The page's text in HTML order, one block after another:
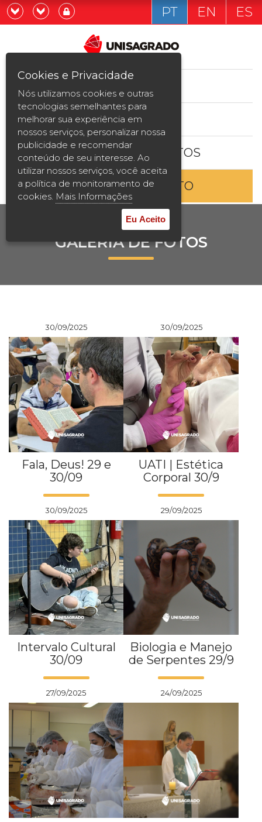
Graduação
Pós-graduação e MBA
Curta Duração
Vestibular
2ª Graduação
Transferência
Reingresso
Biblioteca
Contatos
Calendário acadêmico
Internacionalização
UATI
Já sou estudande
Quero ser estudante
PT EN ES
ESTUDE AQUI
BOLSAS E DESCONTOS
ENTRE EM CONTATO
GALERIA DE FOTOS
30/09/2025
Fala, Deus! 29 e
30/09
30/09/2025
UATI | Estética
Corporal 30/9
30/09/2025
Intervalo Cultural
30/09
29/09/2025
Biologia e Manejo
de Serpentes 29/9
27/09/2025 24/09/2025
Cookies e Privacidade
Nós utilizamos cookies e outras
tecnologias semelhantes para
melhorar sua experiência em
nossos serviços, personalizar nossa
publicidade e recomendar
conteúdo de seu interesse. Ao
utilizar nossos serviços, você aceita
a política de monitoramento de
cookies. Mais Informações
Eu Aceito